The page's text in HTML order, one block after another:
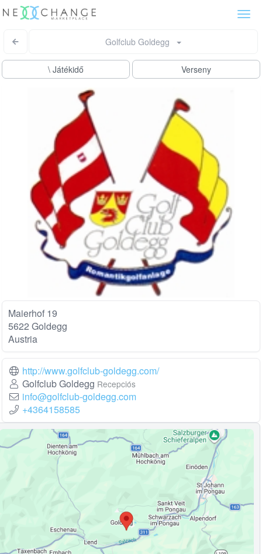
Golfclub Goldegg
\ Játékidő Verseny
Maierhof 19
5622 Goldegg
Austria
http://www.golfclub-goldegg.com/
Golfclub Goldegg Recepciós
info@golfclub-goldegg.com
+4364158585